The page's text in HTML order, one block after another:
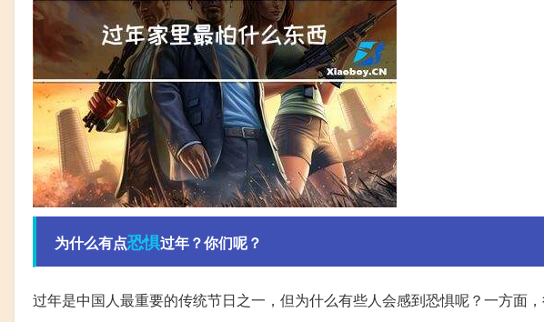
为什么有点恐惧过年？你们呢？
过年是中国人最重要的传统节日之一，但为什么有些人会感到恐惧呢？一方面